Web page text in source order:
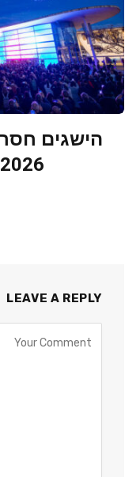
2026 שוברת שיאים
LEAVE A REPLY